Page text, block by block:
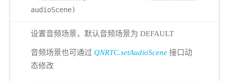
audioScene)
设置音频场景，默认音频场景为 DEFAULT
音频场景也可通过 QNRTC.setAudioScene 接口动
态修改